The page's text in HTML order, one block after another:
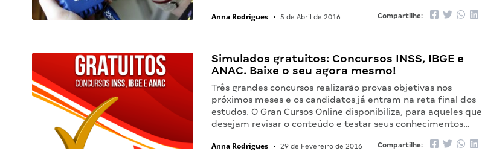
Anna Rodrigues • 5 de Abril de 2016 Compartilhe:
Simulados gratuitos: Concursos INSS, IBGE e
ANAC. Baixe o seu agora mesmo!
Três grandes concursos realizarão provas objetivas nos
próximos meses e os candidatos já entram na reta final dos
estudos. O Gran Cursos Online disponibiliza, para aqueles que
desejam revisar o conteúdo e testar seus conhecimentos…
Anna Rodrigues • 29 de Fevereiro de 2016 Compartilhe: